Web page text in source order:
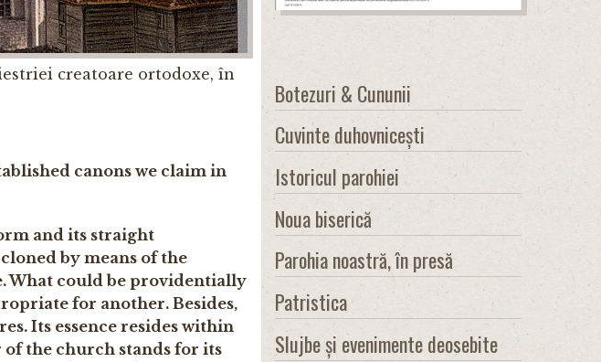
creatoare ortodoxe, în
canons we claim in
and its straight
by means of the
What could be providentially
for another. Besides,
Its essence resides within
the church stands for its
Botezuri & Cununii
Cuvinte duhovnicești
Istoricul parohiei
Noua biserică
Parohia noastră, în presă
Patristica
Slujbe și evenimente deosebite